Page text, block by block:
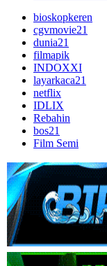
bioskopkeren
cgvmovie21
dunia21
filmapik
INDOXXI
layarkaca21
netflix
IDLIX
Rebahin
bos21
Film Semi